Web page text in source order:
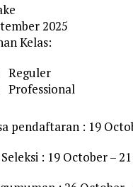
2025
Kelas:
Reguler
Professional
pendaftaran : 19
Seleksi : 19 October –